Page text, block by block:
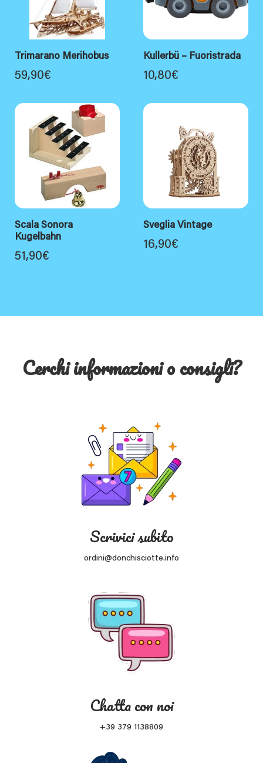
Trimarano Merihobus
59,90€
Kullerbü – Fuoristrada
10,80€
Scala Sonora
Kugelbahn
51,90€
Sveglia Vintage
16,90€
Cerchi informazioni o consigli?
Scrivici subito
ordini@donchisciotte.info
Chatta con noi
+39 379 1138809